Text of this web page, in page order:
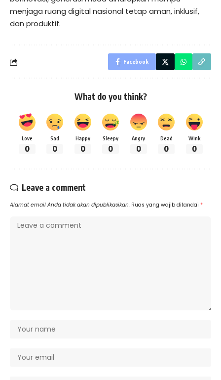
menjaga ruang digital nasional tetap aman, inklusif,
dan produktif.
Facebook
What do you think?
Love
0
Sad
0
Happy
0
Sleepy
0
Angry
0
Dead
0
Wink
0
Leave a comment
Alamat email Anda tidak akan dipublikasikan. Ruas yang wajib ditandai *